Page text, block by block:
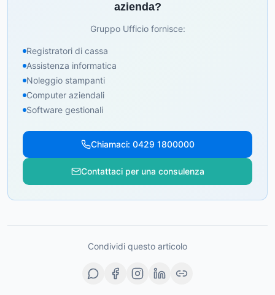
azienda?
Gruppo Ufficio fornisce:
Registratori di cassa
Assistenza informatica
Noleggio stampanti
Computer aziendali
Software gestionali
Chiamaci: 0429 1800000
Contattaci per una consulenza
Condividi questo articolo